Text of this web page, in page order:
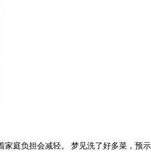
庭负担会减轻。 梦见洗了好多菜，预